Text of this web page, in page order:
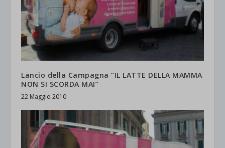
Lancio della Campagna “IL LATTE DELLA MAMMA
NON SI SCORDA MAI”
22 Maggio 2010